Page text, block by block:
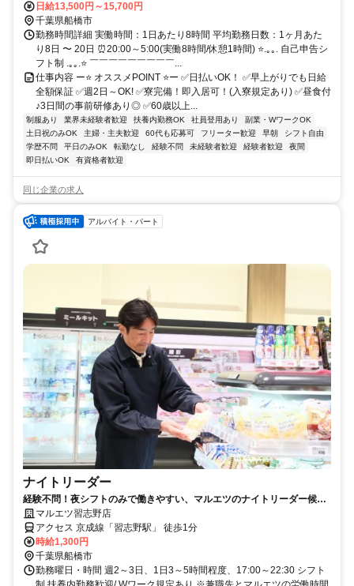
日給13,500円～15,700円
千葉県船橋市
勤務時間詳細 実働時間：1日あたり8時間 平均勤務日数：1ヶ月あた
り8日 〜 20日 ⏰20:00～5:00(実働8時間/休憩1時間) ⭐.｡｡. 自己申告シ
フト制 .｡｡.⭐ ￣￣￣￣￣￣￣￣￣...
仕事内容 ー⭐ オススメPOINT ⭐ー ✅日払いOK！ ✅早上がりでも日給
全額保証 ✅週2日～OK! ✅寮完備！即入居可！(入寮規定あり) ✅昼食付
♪3日間の事前研修あり◎ ✅60歳以上...
制服あり 業界未経験者歓迎 扶養内勤務OK 社員登用あり
副業・WワークOK
土日祝のみOK
主婦・主夫歓迎 60代も応募可 フリーター歓迎 早朝
シフト自由
学歴不問
平日のみOK 転勤なし 経験不問 未経験者歓迎 経験者歓迎
夜間
即日払いOK
有資格者歓迎
同じ企業の求人
アルバイト・パート
ナイトリーダー
経験不問！夜シフトのみで働きやすい、マルエツのナイトリーダー候補
（パート・アルバイト）求人
マルエツ習志野店
アクセス 京成線「習志野駅」 徒歩1分
時給1,300円
千葉県船橋市
勤務曜日・時間 週2～3日、1日3～5時間程度、17:00～22:30 シフト